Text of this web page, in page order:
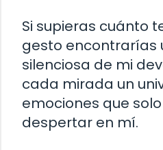
Si supieras cuánto
gesto encontrarías
silenciosa de mi
cada mirada un
emociones que
despertar en mí.